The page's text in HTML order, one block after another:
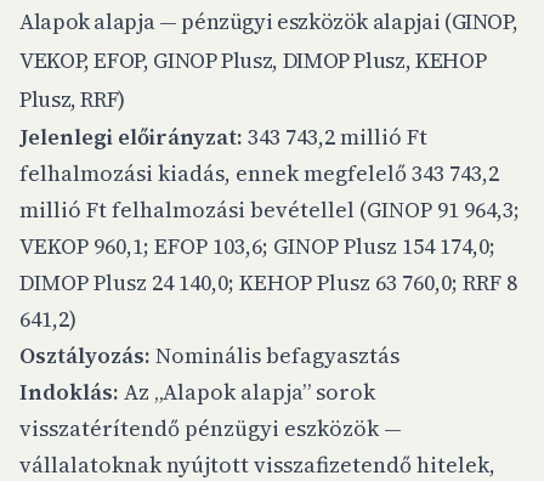
Alapok alapja — pénzügyi eszközök alapjai (GINOP,
VEKOP, EFOP, GINOP Plusz, DIMOP Plusz, KEHOP
Plusz, RRF)
Jelenlegi előirányzat: 343 743,2 millió Ft
felhalmozási kiadás, ennek megfelelő 343 743,2
millió Ft felhalmozási bevétellel (GINOP 91 964,3;
VEKOP 960,1; EFOP 103,6; GINOP Plusz 154 174,0;
DIMOP Plusz 24 140,0; KEHOP Plusz 63 760,0; RRF 8
641,2)
Osztályozás: Nominális befagyasztás
Indoklás: Az „Alapok alapja” sorok
visszatérítendő pénzügyi eszközök —
vállalatoknak nyújtott visszafizetendő hitelek,